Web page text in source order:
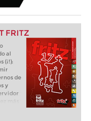
FRITZ
al
(¡!):
de
y
todo